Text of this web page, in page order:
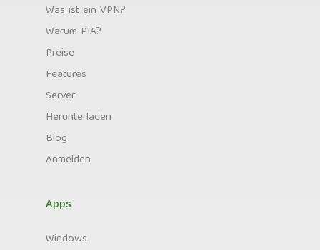
Was ist ein VPN?
Warum PIA?
Preise
Features
Server
Herunterladen
Blog
Anmelden
Apps
Windows